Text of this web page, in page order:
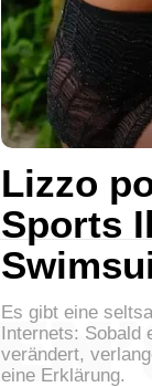
Lizzo
Sports
Es gibt eine
Internets: Sobald
verändert,
eine Erklärung.